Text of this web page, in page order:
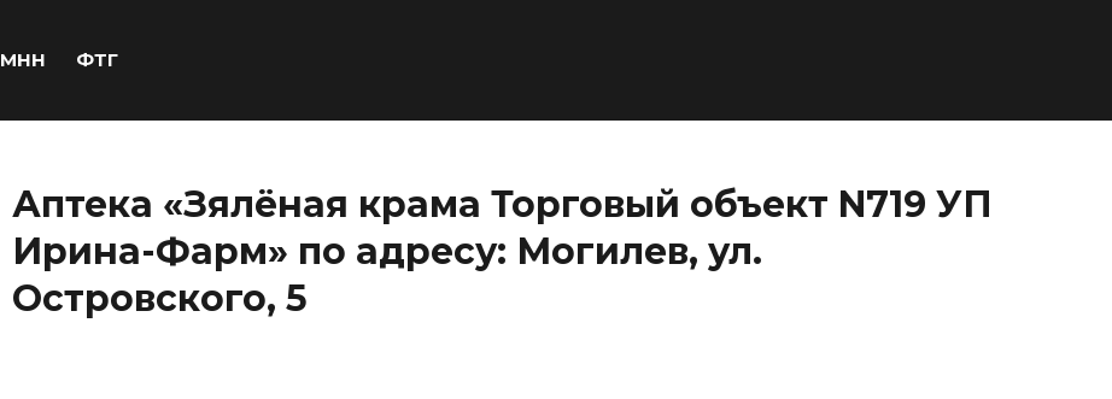
МНН ФТГ
Аптека «Зялёная крама Торговый объект N719 УП
Ирина-Фарм» по адресу: Могилев, ул.
Островского, 5